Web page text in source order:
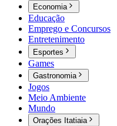
Economia
Educação
Emprego e Concursos
Entretenimento
Esportes
Games
Gastronomia
Jogos
Meio Ambiente
Mundo
Orações Itatiaia